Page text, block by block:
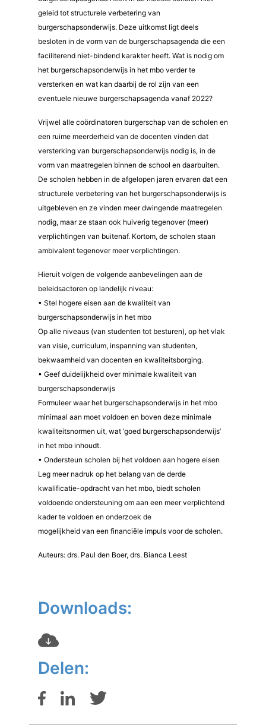
geleid tot structurele verbetering van
burgerschapsonderwijs. Deze uitkomst ligt deels
besloten in de vorm van de burgerschapsagenda die een
faciliterend niet-bindend karakter heeft. Wat is nodig om
het burgerschapsonderwijs in het mbo verder te
versterken en wat kan daarbij de rol zijn van een
eventuele nieuwe burgerschapsagenda vanaf 2022?
Vrijwel alle coördinatoren burgerschap van de scholen en
een ruime meerderheid van de docenten vinden dat
versterking van burgerschapsonderwijs nodig is, in de
vorm van maatregelen binnen de school en daarbuiten.
De scholen hebben in de afgelopen jaren ervaren dat een
structurele verbetering van het burgerschapsonderwijs is
uitgebleven en ze vinden meer dwingende maatregelen
nodig, maar ze staan ook huiverig tegenover (meer)
verplichtingen van buitenaf. Kortom, de scholen staan
ambivalent tegenover meer verplichtingen.
Hieruit volgen de volgende aanbevelingen aan de
beleidsactoren op landelijk niveau:
• Stel hogere eisen aan de kwaliteit van
burgerschapsonderwijs in het mbo
Op alle niveaus (van studenten tot besturen), op het vlak
van visie, curriculum, inspanning van studenten,
bekwaamheid van docenten en kwaliteitsborging.
• Geef duidelijkheid over minimale kwaliteit van
burgerschapsonderwijs
Formuleer waar het burgerschapsonderwijs in het mbo
minimaal aan moet voldoen en boven deze minimale
kwaliteitsnormen uit, wat ‘goed burgerschapsonderwijs’
in het mbo inhoudt.
• Ondersteun scholen bij het voldoen aan hogere eisen
Leg meer nadruk op het belang van de derde
kwalificatie-opdracht van het mbo, biedt scholen
voldoende ondersteuning om aan een meer verplichtend
kader te voldoen en onderzoek de
mogelijkheid van een financiële impuls voor de scholen.
Auteurs: drs. Paul den Boer, drs. Bianca Leest
Downloads:
Delen: